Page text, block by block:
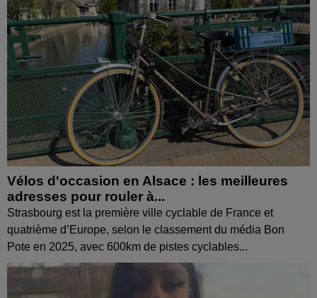
Vélos d'occasion en Alsace : les meilleures
adresses pour rouler à...
Strasbourg est la première ville cyclable de France et
quatrième d’Europe, selon le classement du média Bon
Pote en 2025, avec 600km de pistes cyclables...